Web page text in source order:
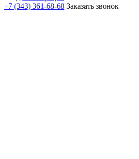
+7 (343) 361-68-68 Заказать звонок